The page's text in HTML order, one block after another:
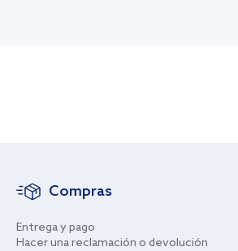
Compras
Entrega y pago
Hacer una reclamación o devolución